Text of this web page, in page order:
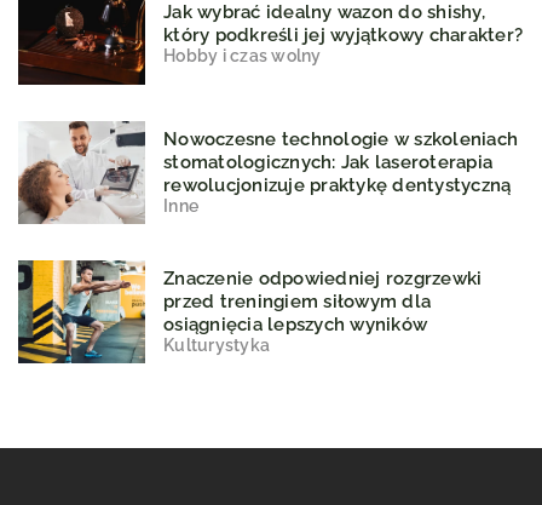
Jak wybrać idealny wazon do shishy,
który podkreśli jej wyjątkowy charakter?
Hobby i czas wolny
Nowoczesne technologie w szkoleniach
stomatologicznych: Jak laseroterapia
rewolucjonizuje praktykę dentystyczną
Inne
Znaczenie odpowiedniej rozgrzewki
przed treningiem siłowym dla
osiągnięcia lepszych wyników
Kulturystyka